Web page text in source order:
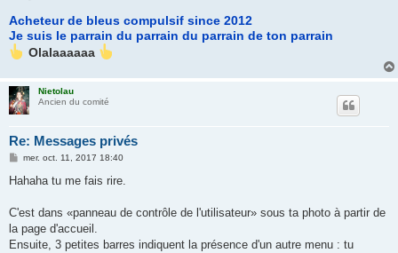
Acheteur de bleus compulsif since 2012
Je suis le parrain du parrain du parrain de ton parrain
Olalaaaaaa
Nietolau
Ancien du comité
Re: Messages privés
M
s
g
mer. oct. 11, 2017 18:40
Hahaha tu me fais rire.
C'est dans «panneau de contrôle de l'utilisateur» sous ta photo à partir de
la page d'accueil.
Ensuite, 3 petites barres indiquent la présence d'un autre menu : tu